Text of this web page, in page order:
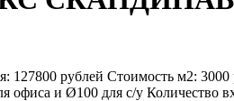
рублей Стоимость м2: 3000
и Ø100 для с/у Количество